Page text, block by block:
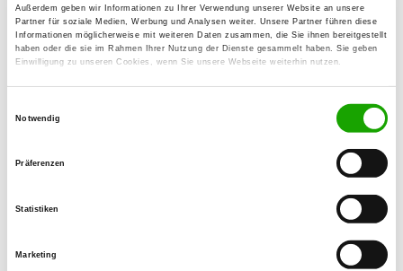
Außerdem geben wir Informationen zu Ihrer Verwendung unserer Website an unsere
Partner für soziale Medien, Werbung und Analysen weiter. Unsere Partner führen diese
Informationen möglicherweise mit weiteren Daten zusammen, die Sie ihnen bereitgestellt
haben oder die sie im Rahmen Ihrer Nutzung der Dienste gesammelt haben. Sie geben
Einwilligung zu unseren Cookies, wenn Sie unsere Webseite weiterhin nutzen.
Notwendig
Präferenzen
Statistiken
Marketing
Críador
Thomas Nickel
Grambkermoorer Landstr. 3 D